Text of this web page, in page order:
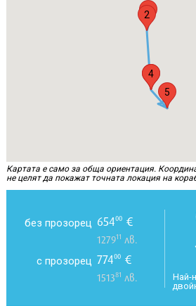
1
2
3
4
5
Картата е само за обща ориентация.
не целят да покажат точната локация на
без прозорец 65400€
127911 лв.
с прозорец 77400€
151381 лв.
Най-